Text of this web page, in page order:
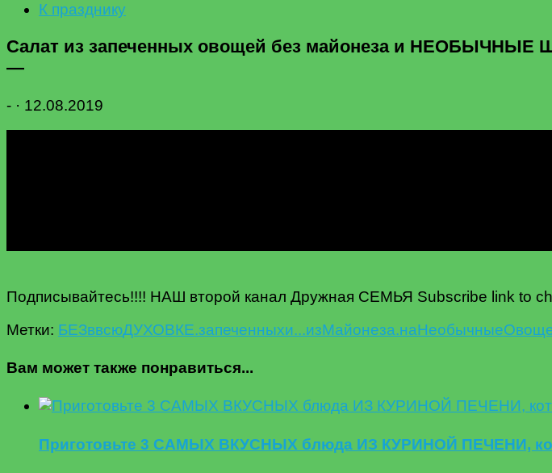
К празднику
Салат из запеченных овощей без майонеза и
—
- · 12.08.2019
Подписывайтесь!!!! НАШ второй канал Дружная СЕМЬЯ Subscribe link to
Метки: БЕЗввсюДУХОВКЕ.запеченныхи...изМайонеза.наНеобычные
Вам может также понравиться...
Приготовьте 3 САМЫХ ВКУСНЫХ блюда ИЗ КУРИНОЙ ПЕЧЕНИ,